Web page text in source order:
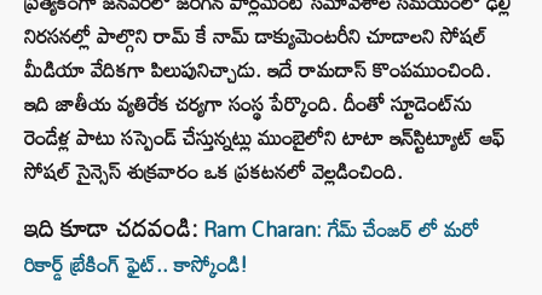
నిరసనల్లో పాల్గొని రామ్ కే నామ్ డాక్యుమెంటరీని చూడాలని సోషల్
మీడియా వేదికగా పిలుపునిచ్చాడు. ఇదే రామదాస్ కొంపముంచింది.
ఇది జాతీయ వ్యతిరేక చర్యగా సంస్థ పేర్కొంది. దీంతో స్టూడెంట్‌ను
రెండేళ్ల పాటు సస్పెండ్ చేస్తున్నట్లు ముంబైలోని టాటా ఇన్‌స్టిట్యూట్ ఆఫ్
సోషల్ సైన్సెస్ శుక్రవారం ఒక ప్రకటనలో వెల్లడించింది.
ఇది కూడా చదవండి:Ram Charan: గేమ్ చేంజర్ లో మరో
రికార్డ్ బ్రేకింగ్ ఫైట్.. కాస్కోండి!